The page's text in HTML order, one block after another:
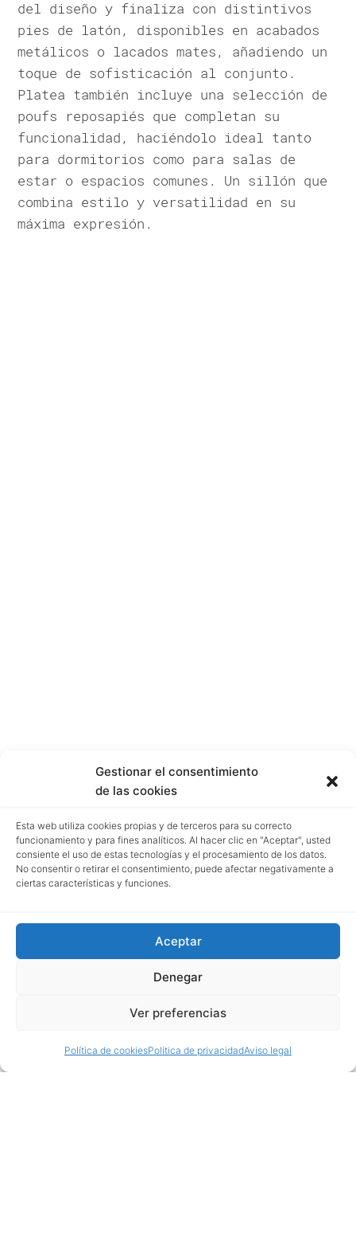
Gestionar el consentimiento
de las cookies
Esta web utiliza cookies propias y de terceros para su correcto
funcionamiento y para fines analíticos. Al hacer clic en "Aceptar", usted
consiente el uso de estas tecnologías y el procesamiento de los datos.
No consentir o retirar el consentimiento, puede afectar negativamente a
ciertas características y funciones.
Aceptar
Denegar
Ver preferencias
Política de cookiesPolítica de privacidadAviso legal
del diseño y finaliza con distintivos
pies de latón, disponibles en acabados
metálicos o lacados mates, añadiendo un
toque de sofisticación al conjunto.
Platea también incluye una selección de
poufs reposapiés que completan su
funcionalidad, haciéndolo ideal tanto
para dormitorios como para salas de
estar o espacios comunes. Un sillón que
combina estilo y versatilidad en su
máxima expresión.